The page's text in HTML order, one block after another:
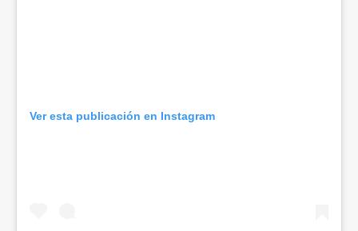
Ver esta publicación en Instagram